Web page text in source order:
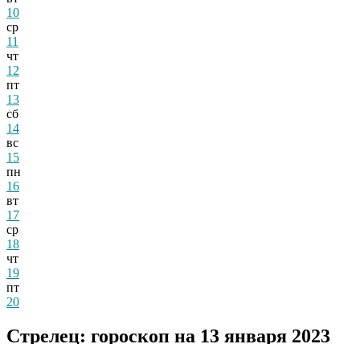
10
ср
11
чт
12
пт
13
сб
14
вс
15
пн
16
вт
17
ср
18
чт
19
пт
20
Стрелец: гороскоп на 13 января 2023